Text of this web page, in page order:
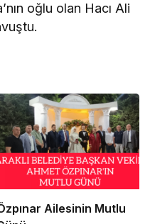
oğlu olan Hacı Ali
Ailesinin Mutlu